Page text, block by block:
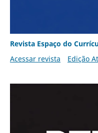
Revista Espaço do
Acessar revista
Edição